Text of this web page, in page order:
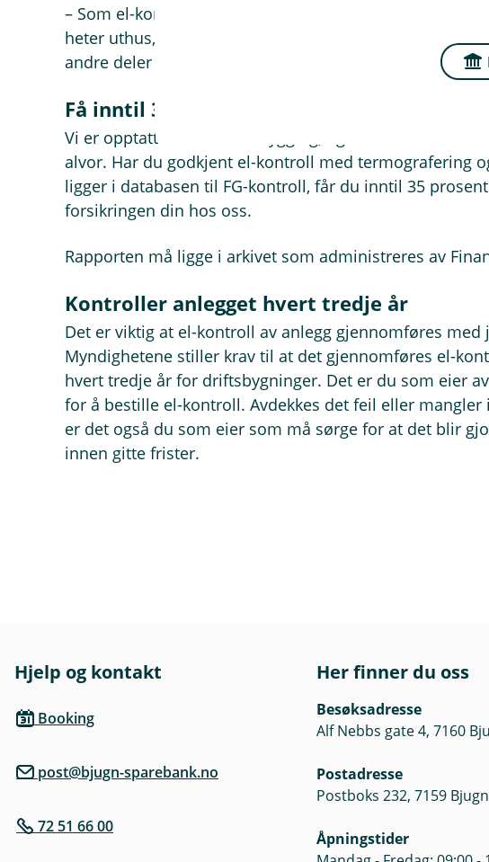
– Som el-kontrollør ser vi et sammenhengende el-
heter uthus, våning eller driftsbygning. En feil i et el-
andre deler av anlegget. Så sjekk alltid alt på gården,
Få inntil 35 prosent i sikkerhetsrabatt på
Vi er opptatt av skadeforebygging, og belønner våre
alvor. Har du godkjent el-kontroll med termografering
ligger i databasen til FG-kontroll, får du inntil 35
forsikringen din hos oss.
Rapporten må ligge i arkivet som administreres av
Kontroller anlegget hvert tredje år
Det er viktig at el-kontroll av anlegg gjennomføres
Myndighetene stiller krav til at det gjennomføres el-
hvert tredje år for driftsbygninger. Det er du som eier
for å bestille el-kontroll. Avdekkes det feil eller mangler
er det også du som eier som må sørge for at det blir
innen gitte frister.
Hjelp og kontakt
Booking
post@bjugn-sparebank.no
72 51 66 00
Her finner du oss
Besøksadresse
Alf Nebbs gate 4, 7160
Postadresse
Postboks 232, 7159 Bjugn
Åpningstider